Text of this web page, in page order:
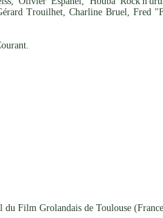
Trouilhet, Charline Bruel, Fred
Film Grolandais de Toulouse